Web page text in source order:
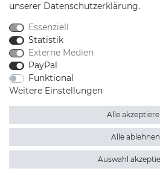
Schnellversand auf
*Alle Preise inkl. MwSt.,
unserer Daten­schutz­erklärung.
Essenziell
Statistik
Externe Medien
PayPal
Funktional
Weitere Einstellungen
Alle
Alle ablehnen
Auswahl